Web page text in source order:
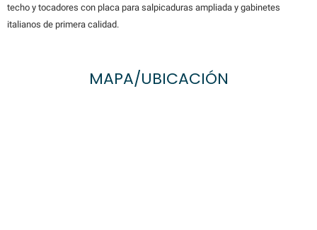
techo y tocadores con placa para salpicaduras ampliada y gabinetes
italianos de primera calidad.
MAPA/UBICACIÓN